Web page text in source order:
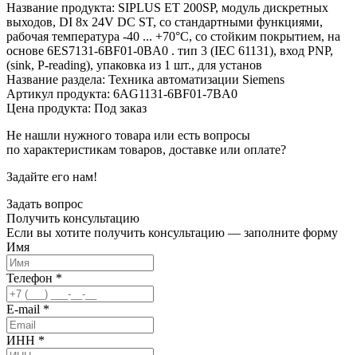
Название продукта: SIPLUS ET 200SP, модуль дискретных
выходов, DI 8x 24V DC ST, со стандартными функциями,
рабочая температура -40 ... +70°C, со стойким покрытием, на
основе 6ES7131-6BF01-0BA0 . тип 3 (IEC 61131), вход PNP,
(sink, P-reading), упаковка из 1 шт., для установ
Название раздела: Техника автоматизации Siemens
Артикул продукта: 6AG1131-6BF01-7BA0
Цена продукта: Под заказ
Не нашли нужного товара или есть вопросы
по характеристикам товаров, доставке или оплате?
Задайте его нам!
Задать вопрос
Получить консультацию
Если вы хотите получить консультацию — заполните форму
Имя
Телефон *
E-mail *
ИНН *